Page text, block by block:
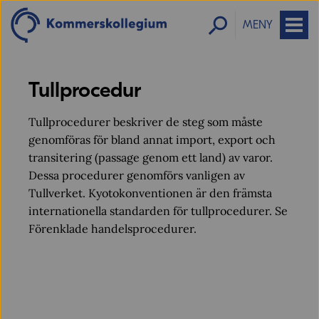
MENY
Tullprocedur
Tullprocedurer beskriver de steg som måste
genomföras för bland annat import, export och
transitering (passage genom ett land) av varor.
Dessa procedurer genomförs vanligen av
Tullverket. Kyotokonventionen är den främsta
internationella standarden för tullprocedurer. Se
Förenklade handelsprocedurer.